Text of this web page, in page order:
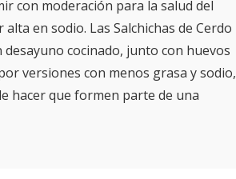
con moderación para la salud del
en sodio. Las Salchichas de Cerdo
cocinado, junto con huevos
versiones con menos grasa y sodio,
hacer que formen parte de una